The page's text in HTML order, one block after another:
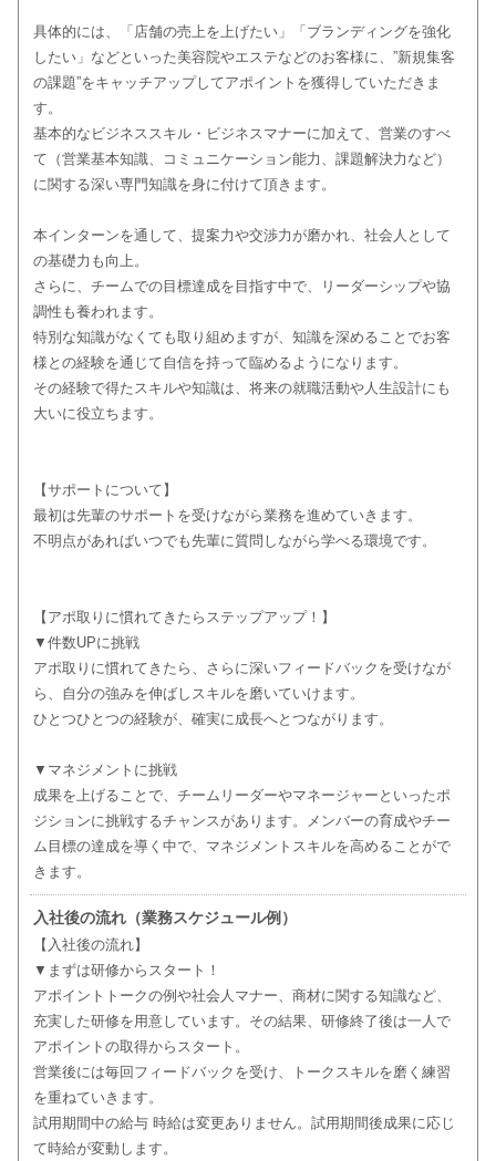
具体的には、「店舗の売上を上げたい」「ブランディングを強化
したい」などといった美容院やエステなどのお客様に、”新規集客
の課題”をキャッチアップしてアポイントを獲得していただきま
す。
基本的なビジネススキル・ビジネスマナーに加えて、営業のすべ
て（営業基本知識、コミュニケーション能力、課題解決力など）
に関する深い専門知識を身に付けて頂きます。
本インターンを通して、提案力や交渉力が磨かれ、社会人として
の基礎力も向上。
さらに、チームでの目標達成を目指す中で、リーダーシップや協
調性も養われます。
特別な知識がなくても取り組めますが、知識を深めることでお客
様との経験を通じて自信を持って臨めるようになります。
その経験で得たスキルや知識は、将来の就職活動や人生設計にも
大いに役立ちます。
【サポートについて】
最初は先輩のサポートを受けながら業務を進めていきます。
不明点があればいつでも先輩に質問しながら学べる環境です。
【アポ取りに慣れてきたらステップアップ！】
▼件数UPに挑戦
アポ取りに慣れてきたら、さらに深いフィードバックを受けなが
ら、自分の強みを伸ばしスキルを磨いていけます。
ひとつひとつの経験が、確実に成長へとつながります。
▼マネジメントに挑戦
成果を上げることで、チームリーダーやマネージャーといったポ
ジションに挑戦するチャンスがあります。メンバーの育成やチー
ム目標の達成を導く中で、マネジメントスキルを高めることがで
きます。
入社後の流れ（業務スケジュール例）
【入社後の流れ】
▼まずは研修からスタート！
アポイントトークの例や社会人マナー、商材に関する知識など、
充実した研修を用意しています。その結果、研修終了後は一人で
アポイントの取得からスタート。
営業後には毎回フィードバックを受け、トークスキルを磨く練習
を重ねていきます。
試用期間中の給与 時給は変更ありません。試用期間後成果に応じ
て時給が変動します。